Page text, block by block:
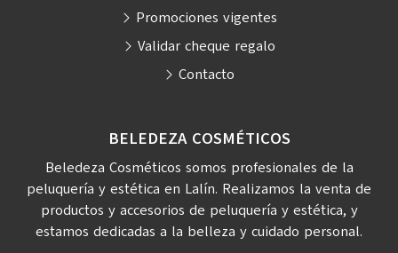
BELEDEZA COSMÉTICOS
Beledeza Cosméticos somos profesionales de la
peluquería y estética en Lalín. Realizamos la venta de
productos y accesorios de peluquería y estética, y
estamos dedicadas a la belleza y cuidado personal.
Promociones vigentes
Validar cheque regalo
Contacto